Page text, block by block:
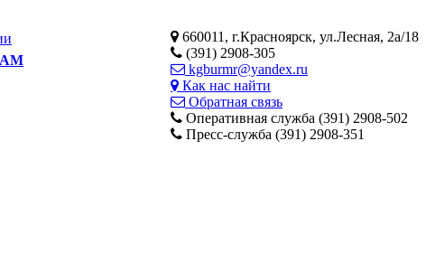
660011, г.Красноярск, ул.Лесная, 2а/18
(391) 2908-305
kgburmr@yandex.ru
Как нас найти
Обратная связь
Оперативная служба (391) 2908-502
Пресс-служба (391) 2908-351